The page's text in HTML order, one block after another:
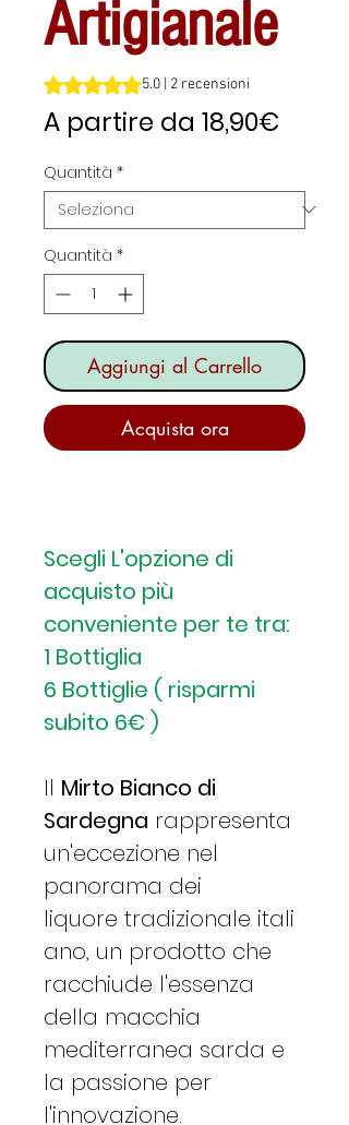
Artigianale
Sulla base di 2 recensioni, la
5.0 | 2 recensioni
A partire da 18,90€
Quantità *
Quantità *
Aggiungi al Carrello
Acquista ora
Scegli L'opzione di
acquisto più
conveniente per te tra:
1 Bottiglia
6 Bottiglie ( risparmi
subito 6€ )
Il Mirto Bianco di
Sardegna rappresenta
un'eccezione nel
panorama dei
liquore tradizionale itali
ano, un prodotto che
racchiude l'essenza
della macchia
mediterranea sarda e
la passione per
l'innovazione.